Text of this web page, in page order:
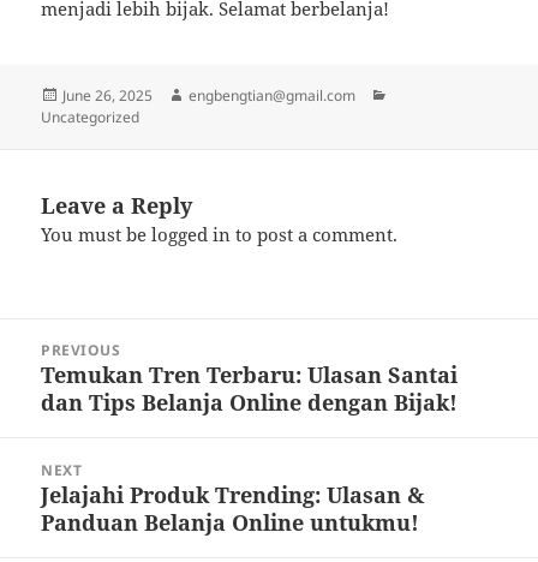
menjadi lebih bijak. Selamat berbelanja!
Posted
on
June 26, 2025 Author
engbengtian@gmail.com
Uncategorized
Leave a Reply
You must belogged in to post a comment.
navigation
PREVIOUS
Previous
post:
Temukan Tren Terbaru: Ulasan Santai
dan Tips Belanja Online dengan Bijak!
NEXT
Next
post:
Jelajahi Produk Trending: Ulasan &
Panduan Belanja Online untukmu!